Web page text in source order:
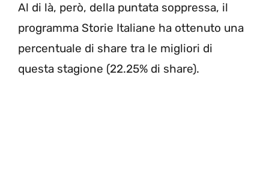
Al di là, però, della puntata soppressa, il
programma Storie Italiane ha ottenuto una
percentuale di share tra le migliori di
questa stagione (22.25% di share).